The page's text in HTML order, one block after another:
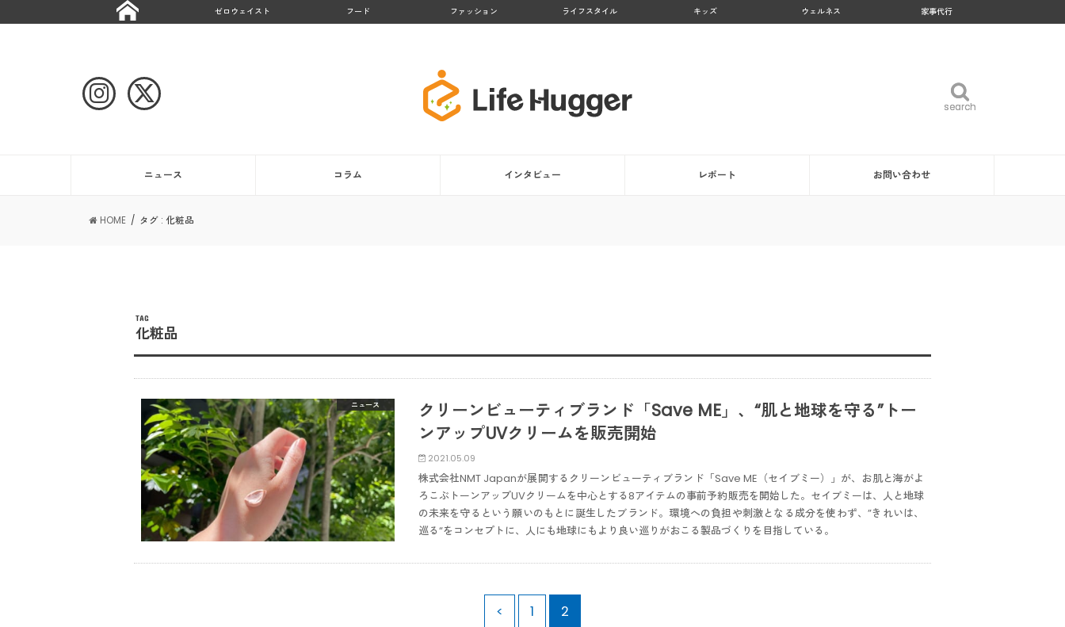
ゼロウェイスト フード ファッション ライフスタイル キッズ ウェルネス 家事代行
search
search
ニュース コラム インタビュー レポート お問い合わせ
HOME タグ : 化粧品
TAG
化粧品
ニュース
クリーンビューティブランド「Save ME」、“肌と地球を守る”トー
ンアップUVクリームを販売開始
2021.05.09
株式会社NMT Japanが展開するクリーンビューティブランド「Save ME（セイブミー）」が、お肌と海がよ
ろこぶトーンアップUVクリームを中心とする8アイテムの事前予約販売を開始した。セイブミーは、人と地球
の未来を守るという願いのもとに誕生したブランド。環境への負担や刺激となる成分を使わず、”きれいは、
巡る“をコンセプトに、人にも地球にもより良い巡りがおこる製品づくりを目指している。
< 1 2